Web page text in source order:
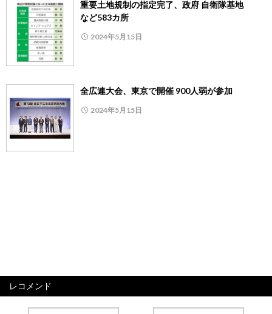
重要土地規制の指定完了、政府 自衛隊基地
など583カ所
2024年5月15日
全広連大会、東京で開催 900人弱が参加
2024年5月15日
レコメンド